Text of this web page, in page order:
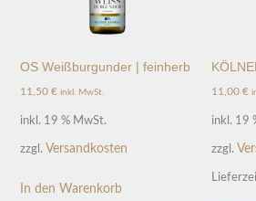
OS Weißburgunder | feinherb
11,50 € inkl. MwSt.
inkl. 19 % MwSt.
zzgl. Versandkosten
In den Warenkorb
11,00€
inkl. 19
zzgl.